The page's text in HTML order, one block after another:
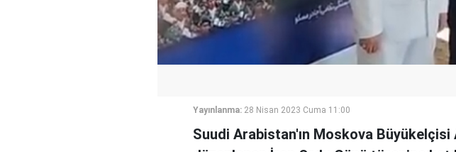
Yayınlanma: 28 Nisan 2023 Cuma 11:00
Suudi Arabistan'ın Moskova